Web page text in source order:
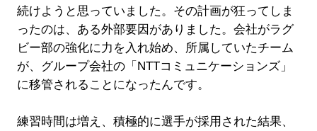
続けようと思っていました。その計画が狂ってしま
ったのは、ある外部要因がありました。会社がラグ
ビー部の強化に力を入れ始め、所属していたチーム
が、グループ会社の「NTTコミュニケーションズ」
に移管されることになったんです。
練習時間は増え、積極的に選手が採用された結果、